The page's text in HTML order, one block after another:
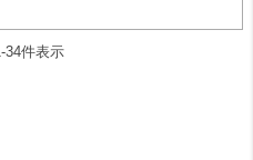
-34件表示